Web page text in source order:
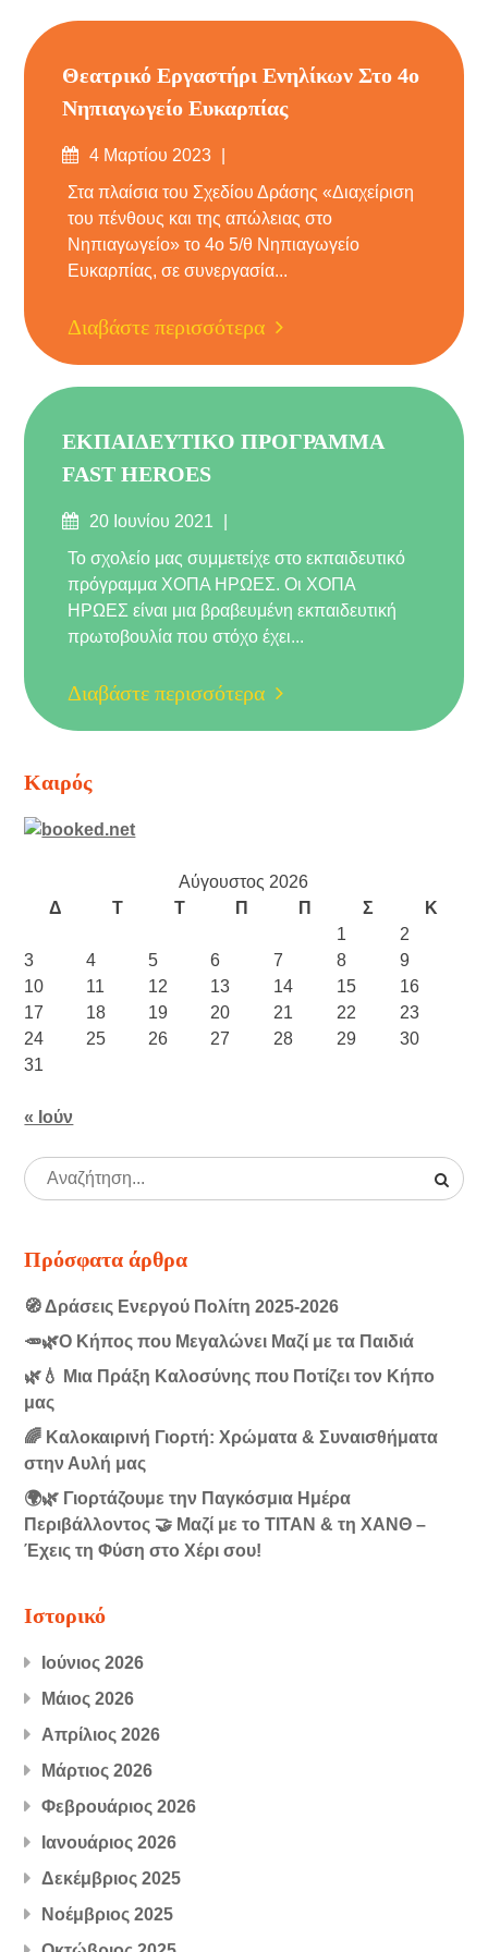
Θεατρικό Εργαστήρι Ενηλίκων Στο 4ο
Νηπιαγωγείο Ευκαρπίας
Δημοσιεύτηκε
4 Μαρτίου 2023
Στα πλαίσια του Σχεδίου Δράσης «Διαχείριση
του πένθους και της απώλειας στο
Νηπιαγωγείο» το 4ο 5/θ Νηπιαγωγείο
Ευκαρπίας, σε συνεργασία...
Διαβάστε περισσότερα
ΕΚΠΑΙΔΕΥΤΙΚΟ ΠΡΟΓΡΑΜΜΑ
FAST HEROES
Δημοσιεύτηκε
20 Ιουνίου 2021
Το σχολείο μας συμμετείχε στο εκπαιδευτικό
πρόγραμμα ΧΟΠΑ ΗΡΩΕΣ. Οι ΧΟΠΑ
ΗΡΩΕΣ είναι μια βραβευμένη εκπαιδευτική
πρωτοβουλία που στόχο έχει...
Διαβάστε περισσότερα
Καιρός
Αύγουστος 2026
Δ
Τ Τ Π Π Σ
Κ
1
2
3
4 5 6 7 8
9
10
11 12 13 14 15
16
17
18 19 20 21 22
23
24
25 26 27 28 29
30
31
« Ιούν
Πρόσφατα άρθρα
🧭 Δράσεις Ενεργού Πολίτη 2025-2026
🥕🌿Ο Κήπος που Μεγαλώνει Μαζί με τα Παιδιά
🌿💧 Μια Πράξη Καλοσύνης που Ποτίζει τον Κήπο
μας
🌈 Καλοκαιρινή Γιορτή: Χρώματα & Συναισθήματα
στην Αυλή μας
🌍🌿 Γιορτάζουμε την Παγκόσμια Ημέρα
Περιβάλλοντος 🤝 Μαζί με το ΤΙΤΑΝ & τη ΧΑΝΘ –
Έχεις τη Φύση στο Χέρι σου!
Ιστορικό
Ιούνιος 2026
Μάιος 2026
Απρίλιος 2026
Μάρτιος 2026
Φεβρουάριος 2026
Ιανουάριος 2026
Δεκέμβριος 2025
Νοέμβριος 2025